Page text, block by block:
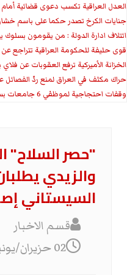
العدل العراقية تكسب دعوى قضائية أمام
جنايات الكرخ تصدر حكما على باسم خشان بالحبس
ائتلاف ادارة الدولة : من يقومون بسلوك
قوى حليفة للحكومة العراقية تتراجع
الخزانة الأميركية ترفع العقوبات عن
حراك مكثف في العراق لمنع ردّ الفصائل
وقفات احتجاجية لموظفي 6 جامعات بسبب تأخر الرواتب
"حصر السلاح"
والزيدي
السيستاني
قسم الاخبار
02 حزيران/يونيو 2026